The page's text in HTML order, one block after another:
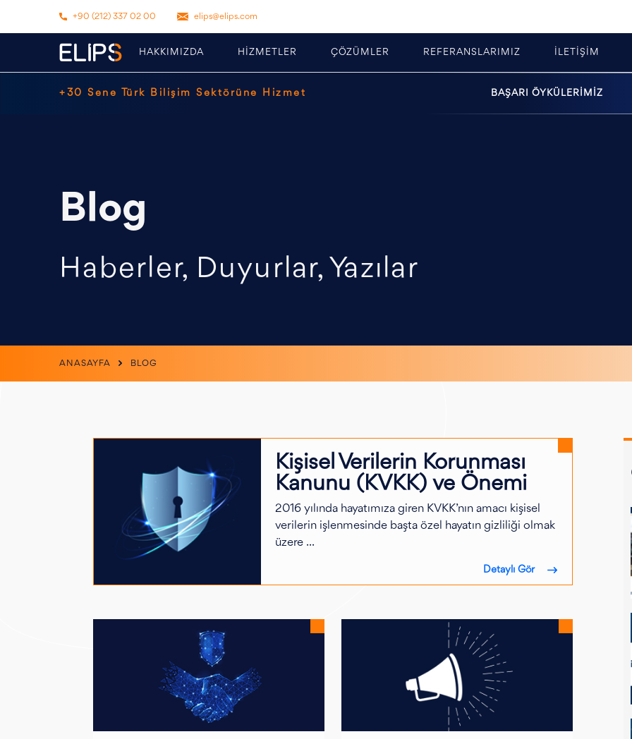
+90 (212) 337 02 00 elips@elips.com
HAKKIMIZDA HİZMETLER ÇÖZÜMLER REFERANSLARIMIZ İLETİŞİM
+30 Sene Türk Bilişim Sektörüne Hizmet BAŞARI ÖYKÜLERİMİZ
Blog
Haberler, Duyurlar, Yazılar
ANASAYFA BLOG
Kişisel Verilerin Korunması
Kanunu (KVKK) ve Önemi
2016 yılında hayatımıza giren KVKK’nın amacı kişisel
verilerin işlenmesinde başta özel hayatın gizliliği olmak
üzere ...
Detaylı Gör